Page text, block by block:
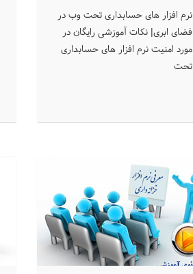
نرم افزار های حسابداری تحت وب در
فضای ابری| نکات آموزشی رایگان در
مورد امنیت نرم افزار های حسابداری
تحت